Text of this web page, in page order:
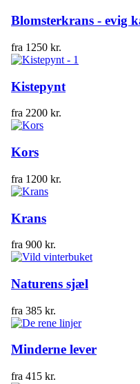
Blomsterkrans - evig
fra 1250 kr.
Kistepynt
fra 2200 kr.
Kors
fra 1200 kr.
Krans
fra 900 kr.
Naturens sjæl
fra 385 kr.
Minderne lever
fra 415 kr.